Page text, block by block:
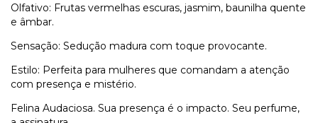
Olfativo: Frutas vermelhas escuras, jasmim, baunilha quente
e âmbar.
Sensação: Sedução madura com toque provocante.
Estilo: Perfeita para mulheres que comandam a atenção
com presença e mistério.
Felina Audaciosa. Sua presença é o impacto. Seu perfume,